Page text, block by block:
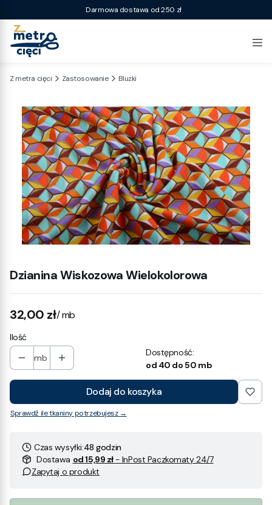
Darmowa dostawa od 250 zł
Z metra cięci Zastosowanie Bluzki
Dzianina Wiskozowa Wielokolorowa
Cena
32,00 zł/ mb
Ilość
mb
Dostępność:
od 40 do 50 mb
Dodaj do koszyka
Sprawdź ile tkaniny potrzebujesz →
Czas wysyłki:48 godzin
Dostawa od 15,99 zł - InPost Paczkomaty 24/7
Zapytaj o produkt